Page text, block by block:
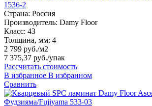
1536-2
Страна: Россия
Производитель: Damy Floor
Класс: 43
Толщина, мм: 4
2 799 руб./м2
7 375,37 руб./упак
Рассчитать стоимость
В избранное В избранном
Сравнить